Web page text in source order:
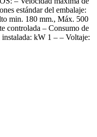
estándar del embalaje:
min. 180 mm., Máx. 500
controlada – Consumo de
kW 1 – – Voltaje: